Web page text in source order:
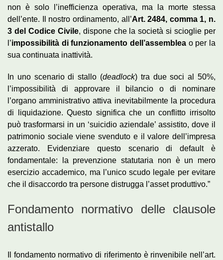
non è solo l’inefficienza operativa, ma la morte stessa
dell’ente. Il nostro ordinamento, all’Art. 2484, comma 1, n.
3 del Codice Civile, dispone che la società si scioglie per
l’impossibilità di funzionamento dell’assemblea o per la
sua continuata inattività.
In uno scenario di stallo (deadlock) tra due soci al 50%,
l’impossibilità di approvare il bilancio o di nominare
l’organo amministrativo attiva inevitabilmente la procedura
di liquidazione. Questo significa che un conflitto irrisolto
può trasformarsi in un ‘suicidio aziendale’ assistito, dove il
patrimonio sociale viene svenduto e il valore dell’impresa
azzerato. Evidenziare questo scenario di default è
fondamentale: la prevenzione statutaria non è un mero
esercizio accademico, ma l’unico scudo legale per evitare
che il disaccordo tra persone distrugga l’asset produttivo.”
Fondamento normativo delle clausole
antistallo
Il fondamento normativo di riferimento è rinvenibile nell’art.